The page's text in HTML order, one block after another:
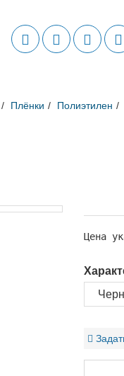
Плёнки Полиэтилен
Цена